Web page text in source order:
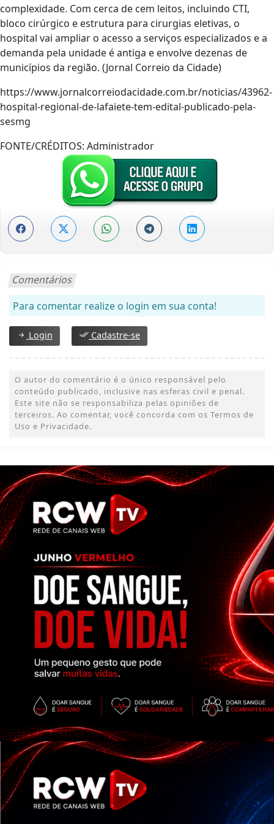
complexidade. Com cerca de cem leitos, incluindo CTI,
bloco cirúrgico e estrutura para cirurgias eletivas, o
hospital vai ampliar o acesso a serviços especializados e a
demanda pela unidade é antiga e envolve dezenas de
municípios da região. (Jornal Correio da Cidade)
https://www.jornalcorreiodacidade.com.br/noticias/43962-
hospital-regional-de-lafaiete-tem-edital-publicado-pela-
sesmg
FONTE/CRÉDITOS: Administrador
Comentários
Para comentar realize o login em sua conta!
Login Cadastre-se
O autor do comentário é o único responsável pelo
conteúdo publicado, inclusive nas esferas civil e penal.
Este site não se responsabiliza pelas opiniões de
terceiros. Ao comentar, você concorda com os Termos de
Uso e Privacidade.